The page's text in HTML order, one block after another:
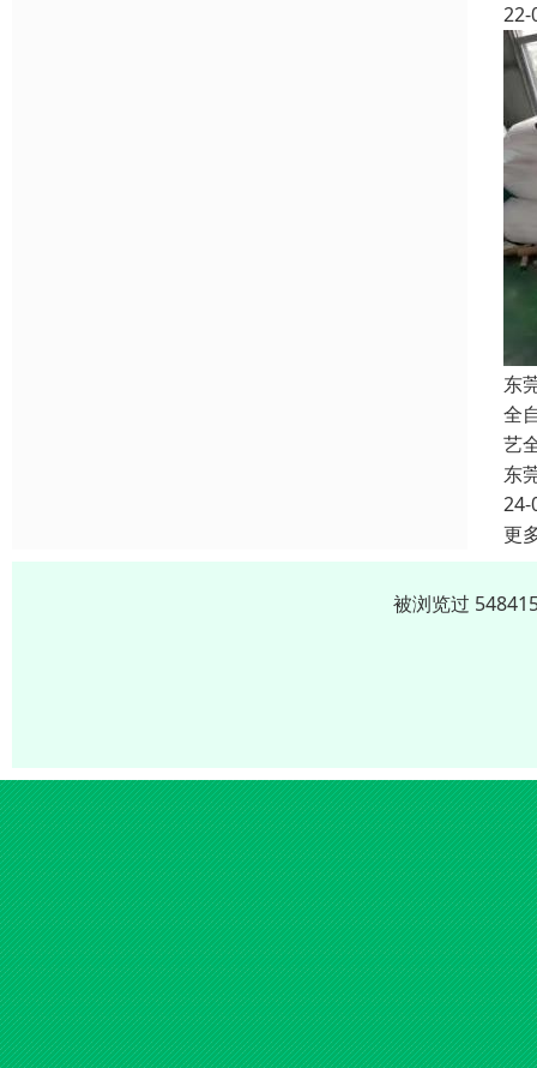
22-
东
全
艺
东
24-
更
被浏览过